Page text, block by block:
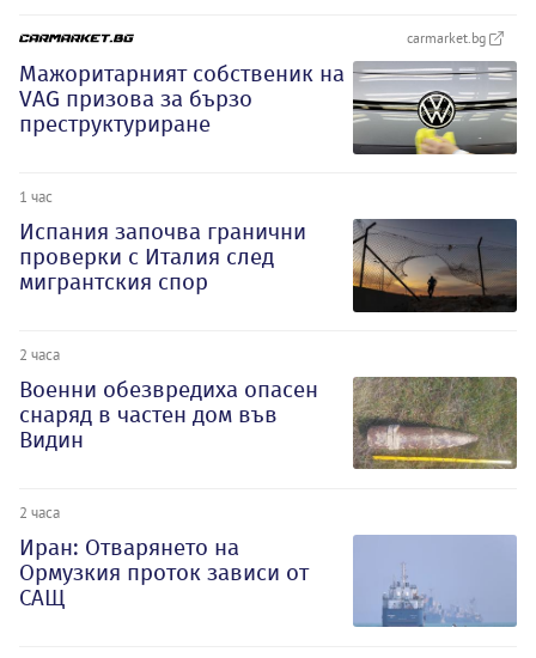
carmarket.bg
Мажоритарният собственик на
VAG призова за бързо
преструктуриране
1 час
Испания започва гранични
проверки с Италия след
мигрантския спор
2 часа
Военни обезвредиха опасен
снаряд в частен дом във
Видин
2 часа
Иран: Отварянето на
Ормузкия проток зависи от
САЩ